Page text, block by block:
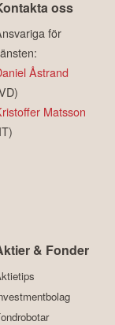
oss
för
Åstrand
Matsson
& Fonder